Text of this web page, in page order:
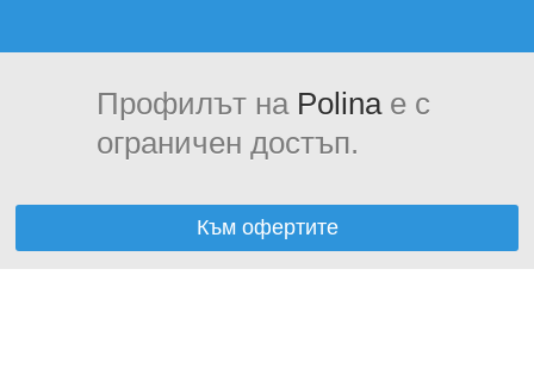
Профилът на Polinaе с
ограничен достъп.
Към офертите